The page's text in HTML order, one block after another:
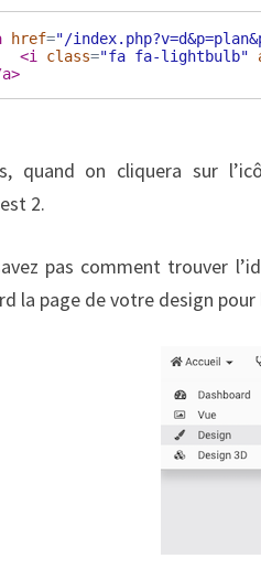
href="/
<i class="fa fa-lightbulb"
a>
quand on cliquera sur
2.
pas comment trouver
la page de votre design